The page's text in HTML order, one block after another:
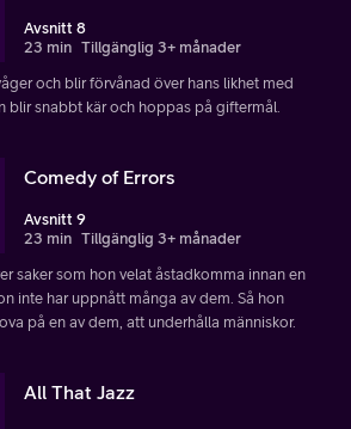
Avsnitt 8
23 min Tillgänglig 3+ månader
och blir förvånad över hans likhet med
blir snabbt kär och hoppas på giftermål.
Comedy of Errors
Avsnitt 9
23 min Tillgänglig 3+ månader
saker som hon velat åstadkomma innan en
inte har uppnått många av dem. Så hon
på en av dem, att underhålla människor.
All That Jazz